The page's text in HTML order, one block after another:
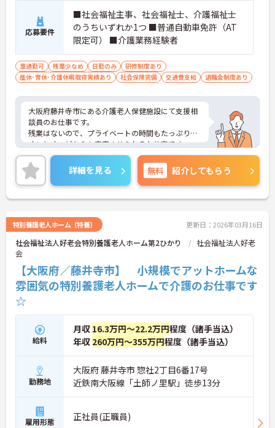
・全施設がバリアフリー設計かつ最新設備を備えて
おり、清潔感にあふれた美しい環境です。ハード面
に加え、ソフト面でも「献立の事前決定・レシピ完
備」により現場の負担が大幅に軽減されています。
ご利用者様の安全性はもちろん、働くスタッフにと
っても身体的負担が少なく、高いモチベーションを
保って業務に集中できます。
応募要件
■社会福祉主事、社会福祉士、介護福祉士
のうちいずれか1つ ■普通自動車免許（AT
限定可） ■介護業務経験者
車通勤可 残業少なめ 日勤のみ
研修制度あり
産休･育休･介護休暇取得実績あり
社会保険完備 交通費支給 退職金制度あり
大阪府藤井寺市にある介護老人保健施設にて支援相
談員のお仕事です。
残業はないので、プライベートの時間もたっぷり！
オンとオフどちらも充実させられるお仕事です。
入職前の体験入職の受け入れも可能。入ってからの
ギャップを埋めることも可能です。
ご興味がある方は是非一度マイナビまでお問い合わ
せください。さらに詳細などお伝えします！
詳細を見る 無料 紹介してもらう
特別養護老人ホーム（特養） 更新日：2026年03月16日
社会福祉法人好老会特別養護老人ホーム第2ひかり
社会福祉法人好老
会
【大阪府／藤井寺市】 小規模でアットホームな
雰囲気の特別養護老人ホームで介護のお仕事です
☆
給料
月収 16.3万円～22.2万円程度（諸手当込）
年収 260万円～355万円程度（諸手当込）
勤務地
大阪府 藤井寺市 惣社2丁目6番17号
近鉄南大阪線「土師ノ里駅」徒歩13分
雇用形態 正社員(正職員)